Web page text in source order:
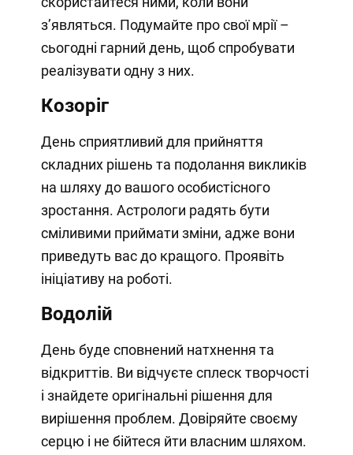
з’являться. Подумайте про свої мрії –
сьогодні гарний день, щоб спробувати
реалізувати одну з них.
Козоріг
День сприятливий для прийняття
складних рішень та подолання викликів
на шляху до вашого особистісного
зростання. Астрологи радять бути
сміливими приймати зміни, адже вони
приведуть вас до кращого. Проявіть
ініціативу на роботі.
Водолій
День буде сповнений натхнення та
відкриттів. Ви відчуєте сплеск творчості
і знайдете оригінальні рішення для
вирішення проблем. Довіряйте своєму
серцю і не бійтеся йти власним шляхом.